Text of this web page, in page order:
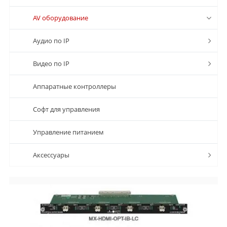
AV оборудование
Аудио по IP
Видео по IP
Аппаратные контроллеры
Софт для управления
Управление питанием
Аксессуары